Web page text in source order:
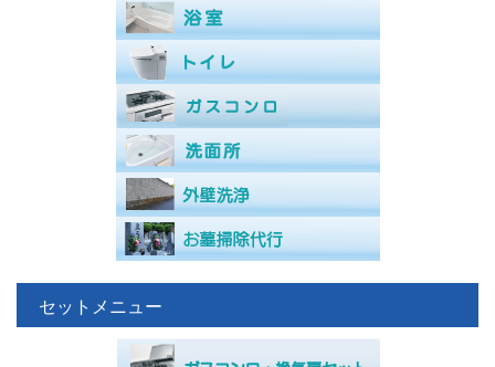
セットメニュー